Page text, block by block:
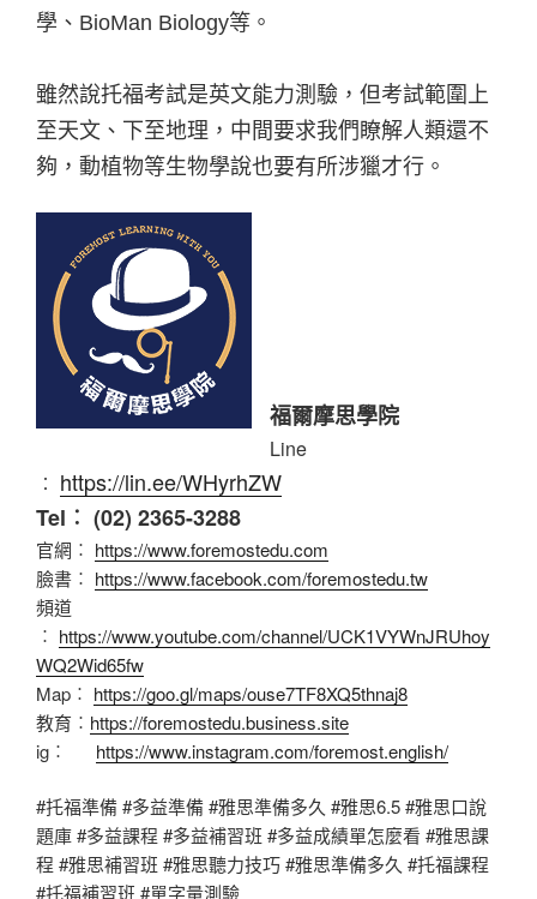
學、BioMan Biology等。
雖然說托福考試是英文能力測驗，但考試範圍上
至天文、下至地理，中間要求我們瞭解人類還不
夠，動植物等生物學說也要有所涉獵才行。
福爾摩思學院
Line
︰ https://lin.ee/WHyrhZW
Tel︰ (02) 2365-3288
官網︰ https://www.foremostedu.com
臉書︰ https://www.facebook.com/foremostedu.tw
頻道
︰ https://www.youtube.com/channel/UCK1VYWnJRUhoy
WQ2Wid65fw
Map︰ https://goo.gl/maps/ouse7TF8XQ5thnaj8
教育︰ https://foremostedu.business.site
ig︰ https://www.instagram.com/foremost.english/
#托福準備 #多益準備 #雅思準備多久 #雅思6.5 #雅思口說
題庫 #多益課程 #多益補習班 #多益成績單怎麼看 #雅思課
程 #雅思補習班 #雅思聽力技巧 #雅思準備多久 #托福課程
#托福補習班 #單字量測驗